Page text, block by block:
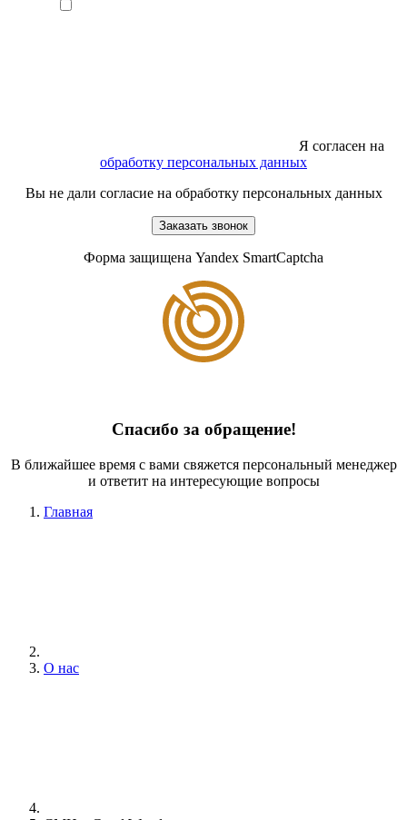
Я согласен на
обработку персональных данных
Вы не дали согласие на обработку персональных данных
Заказать звонок
Форма защищена Yandex SmartCaptcha
Спасибо за обращение!
В ближайшее время с вами свяжется персональный менеджер
и ответит на интересующие вопросы
Главная
О нас